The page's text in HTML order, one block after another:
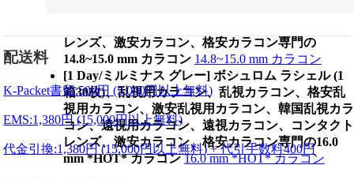
レンズ、激安カラコン、格安カラコン専門の
14.8~15.0 mm カラコン 14.8~15.0 mm カラコン
[1 Day/ミルミナス グレー] ボシュロム ラシェル (1
箱30枚)、乱視用カラコン、乱視カラコン、格安乱
視用カラコン、激安乱視用カラコン、韓国乱視カラ
コン、遠視用カラコン、遠視カラコン、コンタクト
レンズ、激安カラコン、格安カラコン専門の16.0
mm *HOT* カラコン 16.0 mm *HOT* カラコン
配送料
K-Packet書留:500円 (5,000円以上無料)
EMS:1,380円 (15,000円以上無料)
代金引換:1,380円 (15,000円以上無料) + 代引手数料400円